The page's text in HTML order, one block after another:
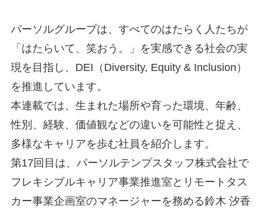
パーソルグループは、すべてのはたらく人たちが
「はたらいて、笑おう。」を実感できる社会の実
現を目指し、DEI（Diversity, Equity & Inclusion）
を推進しています。
本連載では、生まれた場所や育った環境、年齢、
性別、経験、価値観などの違いを可能性と捉え、
多様なキャリアを歩む社員を紹介します。
第17回目は、パーソルテンプスタッフ株式会社で
フレキシブルキャリア事業推進室とリモートタス
カー事業企画室のマネージャーを務める鈴木 汐香